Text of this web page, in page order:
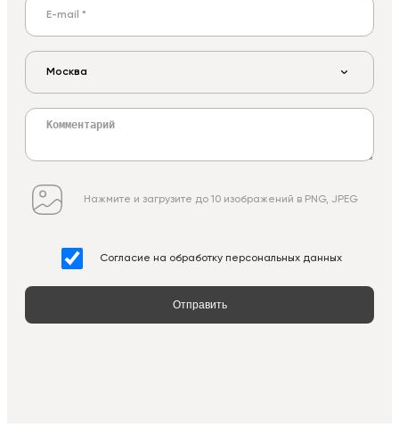
Москва
Нажмите и загрузите до 10 изображений в PNG, JPEG
Отправить
Согласие на обработку персональных данных